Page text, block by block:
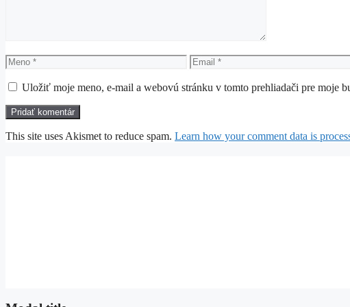
Meno Email
Uložiť moje meno, e-mail a webovú stránku v tomto prehliadači pre moje
This site uses Akismet to reduce spam. Learn how your comment data is